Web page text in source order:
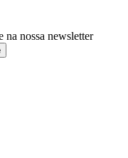
na nossa newsletter